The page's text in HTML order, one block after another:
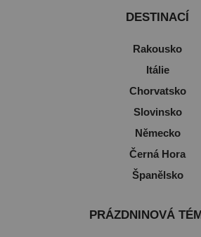
DESTINACÍ
Rakousko
Itálie
Chorvatsko
Slovinsko
Německo
Černá Hora
Španělsko
PRÁZDNINOVÁ